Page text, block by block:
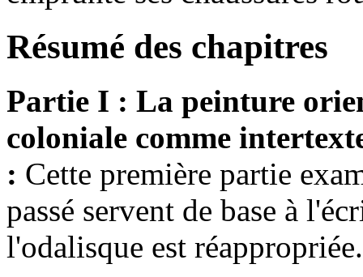
Résumé des chapitres
Partie I : La peinture
coloniale comme
: Cette première partie
passé servent de base à
l'odalisque est réappropriée.